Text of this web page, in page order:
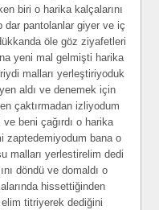
biri o harika kalçalarını
dar pantolanlar giyer ve iç
öle göz ziyafetleri
yeni mal gelmişti harika
malları yerleştiriyoduk
aldı ve denemek için
çaktırmadan izliyodum
beni çağırdı o harika
zaptedemiyodum bana o
malları yerlestirelim dedi
döndü ve domaldı o
hissettiğinden
titriyerek dediğini